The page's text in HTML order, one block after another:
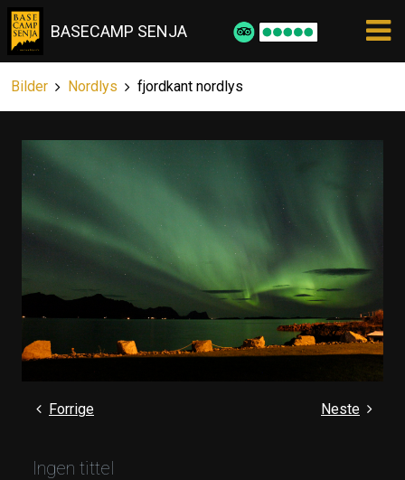
BASECAMP SENJA
Bilder Nordlys fjordkant nordlys
Forrige Neste
Ingen tittel